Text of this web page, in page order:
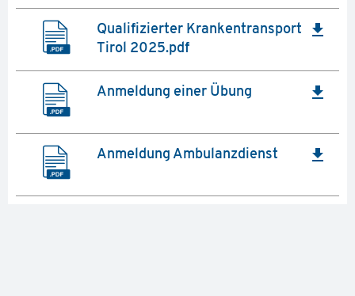
Qualifizierter Krankentransport
Tirol 2025.pdf
file_download
Anmeldung einer Übung file_download
Anmeldung Ambulanzdienst file_download